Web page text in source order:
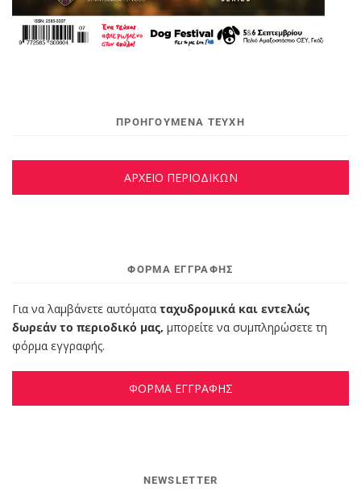
ΠΡΟΗΓΟΥΜΕΝΑ ΤΕΥΧΗ
ΑΡΧΕΙΟ ΠΕΡΙΟΔΙΚΩΝ
ΦΌΡΜΑ ΕΓΓΡΑΦΉΣ
Για να λαμβάνετε αυτόματα ταχυδρομικά και εντελώς
δωρεάν το περιοδικό μας, μπορείτε να συμπληρώσετε τη
φόρμα εγγραφής.
ΦΟΡΜΑ ΕΓΓΡΑΦΗΣ
NEWSLETTER